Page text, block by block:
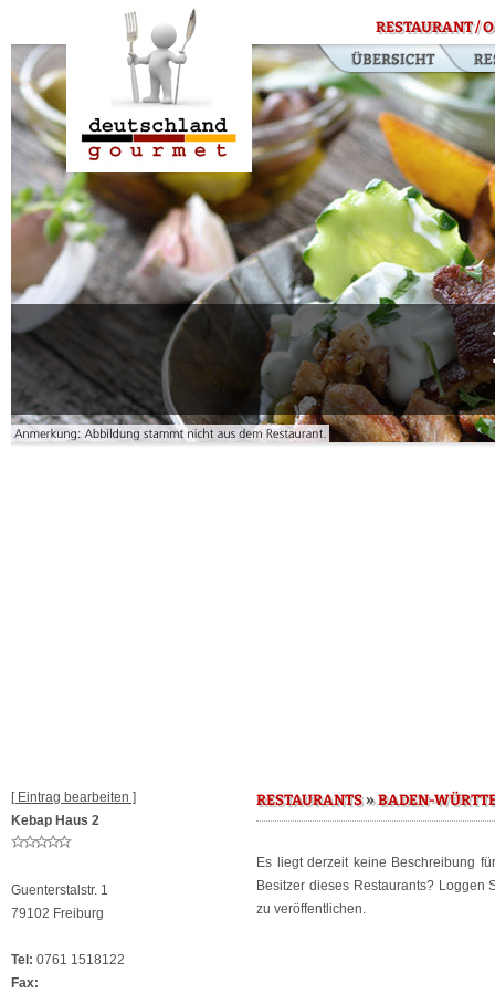
RESTAURANT /
[ Eintrag bearbeiten ]
Kebap Haus 2
Guenterstalstr. 1
79102 Freiburg
Tel: 0761 1518122
Fax:
RESTAURANTS»BADEN-
Es liegt derzeit keine Beschreibung
Besitzer dieses Restaurants? Loggen
zu veröffentlichen.